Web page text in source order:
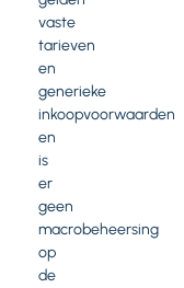
vaste
tarieven
en
generieke
inkoopvoorwaarden
en
is
er
geen
macrobeheersing
op
de